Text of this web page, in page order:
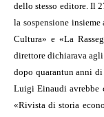
dello stesso editore. Il
la sospensione
Cultura» e «La
direttore dichiarava
dopo quarantun anni
Luigi Einaudi avrebbe
«Rivista di storia